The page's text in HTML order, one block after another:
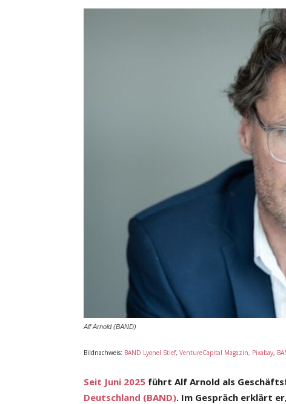
Alf Arnold (BAND)
Bildnachweis: BAND Lyonel Stief, VentureCapital Magazin, Pixabay,
Seit Juni 2025 führt Alf Arnold als
Deutschland (BAND). Im Gespräch erklärt